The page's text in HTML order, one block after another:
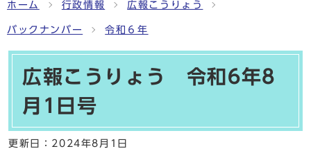
ホーム 行政情報 広報こうりょう
バックナンバー 令和６年
広報こうりょう 令和6年8
月1日号
更新日： 2024年8月1日